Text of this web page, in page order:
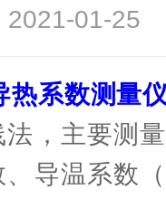
2021-01-
热系数测量
，主要测
导温系数